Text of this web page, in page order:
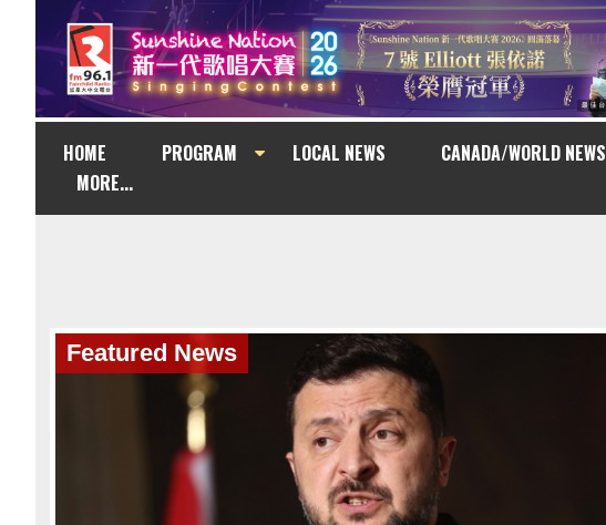
HOME PROGRAM LOCAL NEWS CANADA/WORLD NEWS
MORE...
Featured News